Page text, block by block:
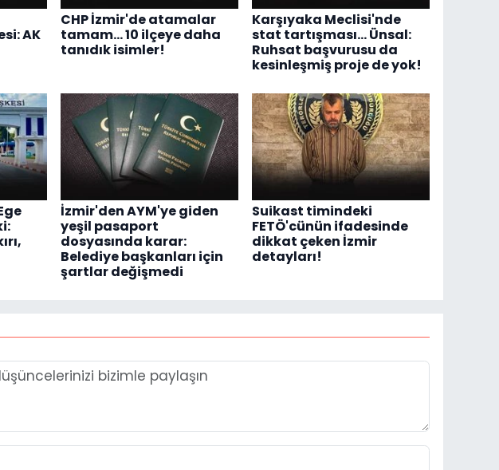
AK
CHP İzmir'de atamalar
tamam... 10 ilçeye daha
tanıdık isimler!
Karşıyaka Meclisi'nde
stat tartışması... Ünsal:
Ruhsat başvurusu da
kesinleşmiş proje de yok!
İzmir'den AYM'ye giden
yeşil pasaport
dosyasında karar:
Belediye başkanları için
şartlar değişmedi
Suikast timindeki
FETÖ'cünün ifadesinde
dikkat çeken İzmir
detayları!